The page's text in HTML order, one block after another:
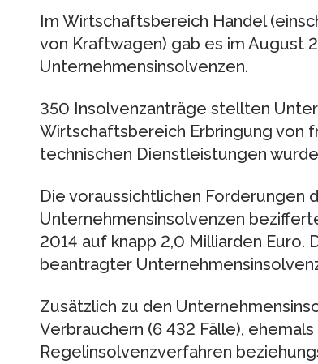
Im Wirtschaftsbereich Handel
von Kraftwagen) gab es im August
Unternehmensinsolvenzen.
350 Insolvenzanträge stellten
Wirtschaftsbereich Erbringung von
technischen Dienstleistungen
Die voraussichtlichen Forderungen
Unternehmensinsolvenzen
2014 auf knapp 2,0 Milliarden
beantragter
Zusätzlich zu den
Verbrauchern (6 432 Fälle),
Regelinsolvenzverfahren